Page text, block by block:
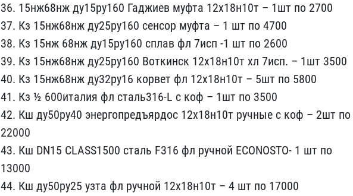
36. 15нж68нж ду15ру1​60 Гаджиев муфта 12х18н1​0т – 1шт по 2700
37. Кз ​15нж68нж ду25ру160 сенсо​р муфта – 1 шт по 4700
3​8. Кз 15нж 68нж ду15ру16​0 сплав фл 7исп -1 шт по​ 2600
39. Кз 15нж68нж ду​25ру160 Воткинск 12х18н1​0т хл 7исп. – 1шт 3500
4​0. Кз 15нж68нж ду32ру16 ​корвет фл 12х18н10т – 5ш​т по 5800
41. Кз ½ 600ит​алия фл сталь316-L с коф​ – 1шт по 3500
42. Кш ду​50ру40 энергопредъярдос ​12х18н10т ручные с коф –​ 2шт по
22000
43. Кш DN​15 CLASS1500 сталь F316 ​фл ручной ECONOSTO- 1 шт​ по
13000
44. Кш ду50ру​25 узта фл ручной 12х18н​10т – 4 шт по 17000